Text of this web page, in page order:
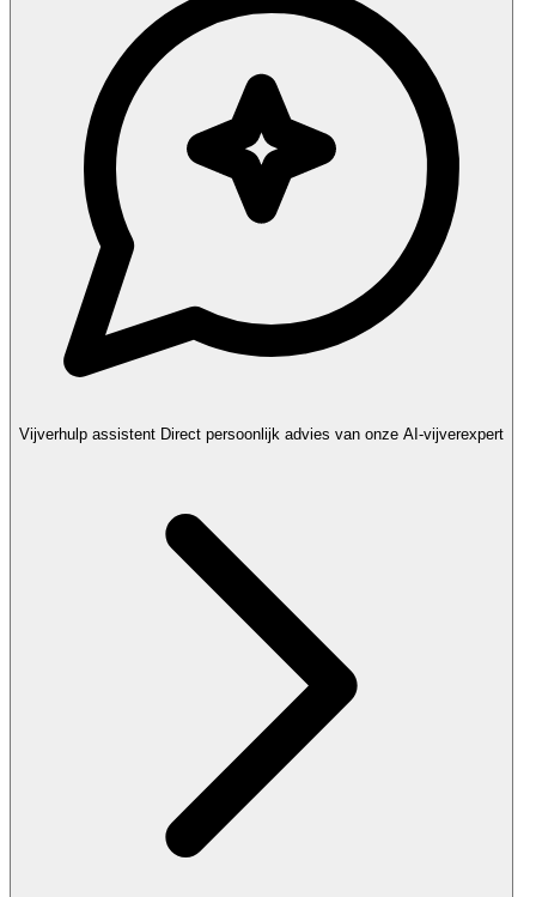
Vijverhulp assistent Direct persoonlijk advies van onze AI-vijverexpert